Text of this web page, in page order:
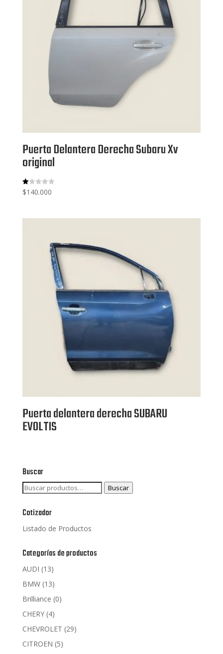
Puerta Delantera Derecha Subaru Xv
original
V
al
co
$140.000
Puerta delantera derecha SUBARU
EVOLTIS
Buscar
Buscar
Buscar
Cotizador
Listado de Productos
Categorías de productos
AUDI (13)
BMW (13)
Brilliance (0)
CHERY (4)
CHEVROLET (29)
CITROEN (5)